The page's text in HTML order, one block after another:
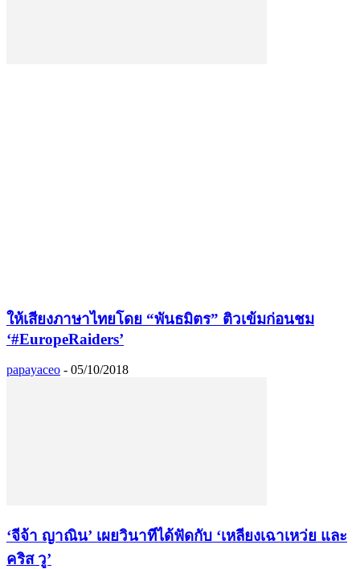
ให้เสียงภาษาไทยโดย “พันธมิตร” ติวเข้มก่อนชม
‘#EuropeRaiders’
papayaceo - 05/10/2018
‘จีจ้า ญาณิน’ เผยวินาทีได้ฟัดกับ ‘เหลียงเฉาเหว่ย และ
คริส วู’